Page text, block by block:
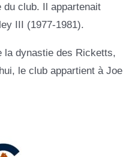
du club. Il appartenait
III (1977-1981).
la dynastie des Ricketts,
le club appartient à Joe